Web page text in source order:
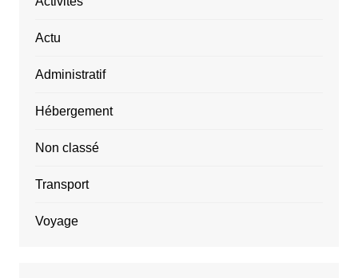
Actu
Administratif
Hébergement
Non classé
Transport
Voyage